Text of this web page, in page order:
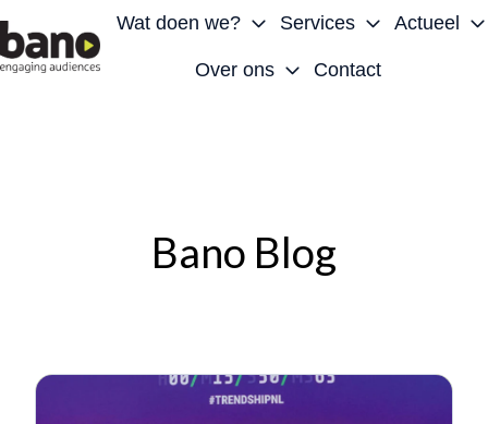
Wat doen we? Services Actueel
Over ons Contact
Bano Blog